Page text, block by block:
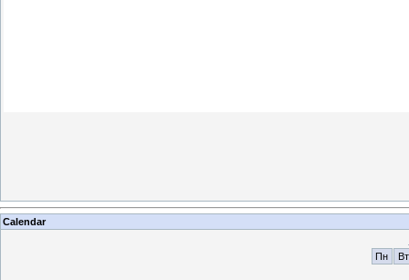
Calendar
Пн
Вт